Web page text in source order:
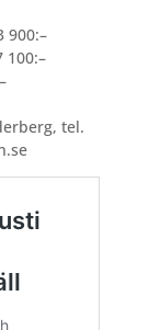
900:–
100:–
tel.